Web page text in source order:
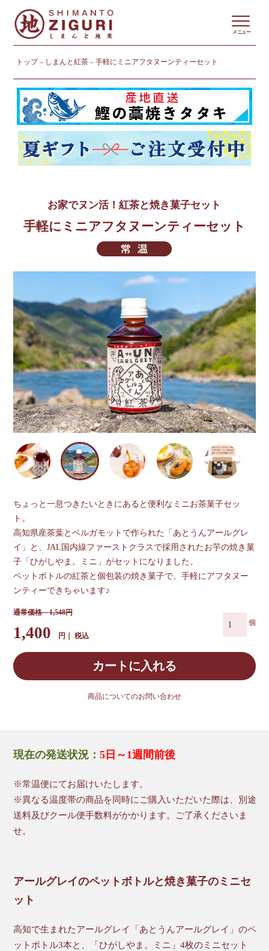
トップ しまんと紅茶 手軽にミニアフタヌーンティーセット
メニュー
お家でヌン活！紅茶と焼き菓子セット
手軽にミニアフタヌーンティーセット
ちょっと一息つきたいときにあると便利なミニお茶菓子セッ
ト。
高知県産茶葉とベルガモットで作られた「あとうんアールグレ
イ」と、JAL国内線ファーストクラスで採用されたお芋の焼き菓
子「ひがしやま。ミニ」がセットになりました。
ペットボトルの紅茶と個包装の焼き菓子で、手軽にアフタヌー
ンティーできちゃいます♪
1,548
1,400 税込
カートに入れる
商品についてのお問い合わせ
現在の発送状況： 5日～1週間前後
※常温便にてお届けいたします。
※異なる温度帯の商品を同時にご購入いただいた際は、別途
送料及びクール便手数料がかかります。ご了承くださいま
せ。
アールグレイのペットボトルと焼き菓子のミニセ
ット
高知で生まれたアールグレイ「あとうんアールグレイ」のペ
ットボトル3本と、「ひがしやま。ミニ」4枚のミニセット